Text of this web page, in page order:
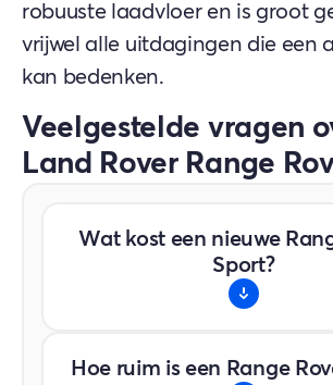
robuuste laadvloer en is groot
vrijwel alle uitdagingen die een
kan bedenken.
Veelgestelde vragen
Land Rover Range
Wat kost een nieuwe
Sport?
topsegment met een
Hoe ruim is een Range